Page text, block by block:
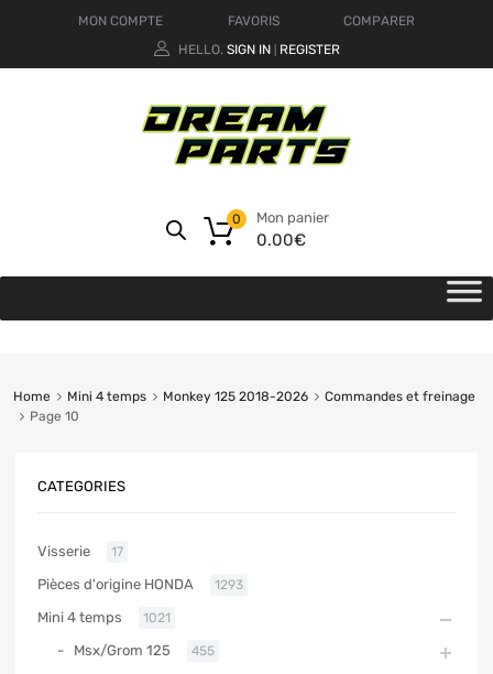
MON COMPTE FAVORIS
COMPARER
HELLO. SIGN IN REGISTER
Mon panier
0.00€
0
Home Mini 4 temps Monkey 125 2018-2026
Commandes et freinage
Page 10
CATEGORIES
Visserie 17
Pièces d'origine HONDA 1293
Mini 4 temps 1021
Msx/Grom 125 455